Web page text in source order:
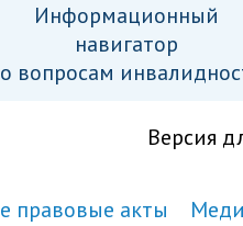
Информационный
навигатор
вопросам
Версия
правовые акты